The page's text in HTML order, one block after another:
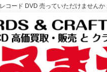
ード DVD 売っていただけませんか